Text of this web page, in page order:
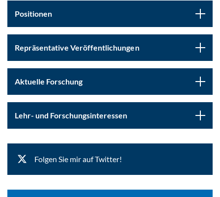
Positionen
Repräsentative Veröffentlichungen
Aktuelle Forschung
Lehr- und Forschungsinteressen
Folgen Sie mir auf Twitter!